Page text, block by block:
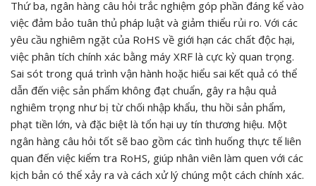
Thứ ba, ngân hàng câu hỏi trắc nghiệm góp phần đáng kể vào
việc đảm bảo tuân thủ pháp luật và giảm thiểu rủi ro. Với các
yêu cầu nghiêm ngặt của RoHS về giới hạn các chất độc hại,
việc phân tích chính xác bằng máy XRF là cực kỳ quan trọng.
Sai sót trong quá trình vận hành hoặc hiểu sai kết quả có thể
dẫn đến việc sản phẩm không đạt chuẩn, gây ra hậu quả
nghiêm trọng như bị từ chối nhập khẩu, thu hồi sản phẩm,
phạt tiền lớn, và đặc biệt là tổn hại uy tín thương hiệu. Một
ngân hàng câu hỏi tốt sẽ bao gồm các tình huống thực tế liên
quan đến việc kiểm tra RoHS, giúp nhân viên làm quen với các
kịch bản có thể xảy ra và cách xử lý chúng một cách chính xác.